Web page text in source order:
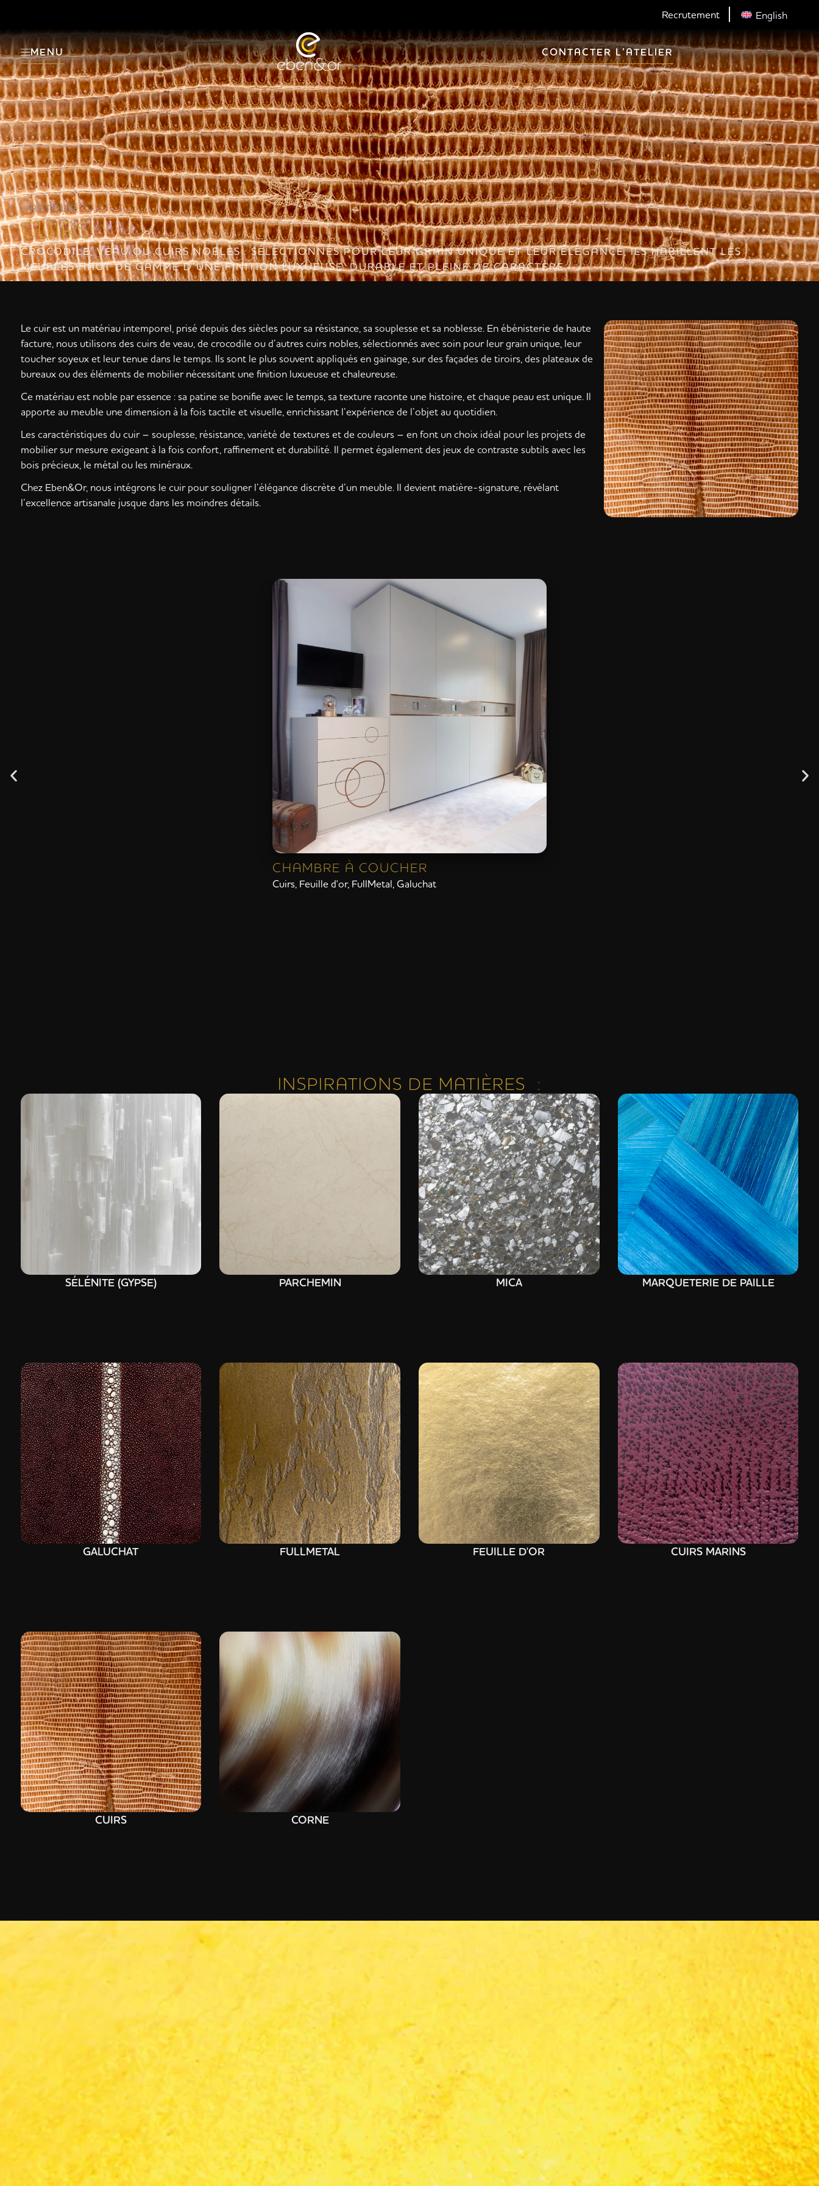
Recrutement English
MENU CONTACTER L’ATELIER
RETOUR
CUIRS
CROCODILE, VEAU OU CUIRS NOBLES : SÉLECTIONNÉS POUR LEUR GRAIN UNIQUE ET LEUR ÉLÉGANCE, ILS HABILLENT LES
MEUBLES HAUT DE GAMME D’UNE FINITION LUXUEUSE, DURABLE ET PLEINE DE CARACTÈRE.
Le cuir est un matériau intemporel, prisé depuis des siècles pour sa résistance, sa souplesse et sa noblesse. En ébénisterie de haute
facture, nous utilisons des cuirs de veau, de crocodile ou d’autres cuirs nobles, sélectionnés avec soin pour leur grain unique, leur
toucher soyeux et leur tenue dans le temps. Ils sont le plus souvent appliqués en gainage, sur des façades de tiroirs, des plateaux de
bureaux ou des éléments de mobilier nécessitant une finition luxueuse et chaleureuse.
Ce matériau est noble par essence : sa patine se bonifie avec le temps, sa texture raconte une histoire, et chaque peau est unique. Il
apporte au meuble une dimension à la fois tactile et visuelle, enrichissant l’expérience de l’objet au quotidien.
Les caractéristiques du cuir – souplesse, résistance, variété de textures et de couleurs – en font un choix idéal pour les projets de
mobilier sur mesure exigeant à la fois confort, raffinement et durabilité. Il permet également des jeux de contraste subtils avec les
bois précieux, le métal ou les minéraux.
Chez Eben&Or, nous intégrons le cuir pour souligner l’élégance discrète d’un meuble. Il devient matière-signature, révélant
l’excellence artisanale jusque dans les moindres détails.
CHAMBRE À COUCHER
Cuirs, Feuille d'or, FullMetal,Galuchat
INSPIRATIONS DE MATIÈRES :
SÉLÉNITE (GYPSE) PARCHEMIN MICA MARQUETERIE DE PAILLE
GALUCHAT FULLMETAL FEUILLE D'OR CUIRS MARINS
CUIRS CORNE